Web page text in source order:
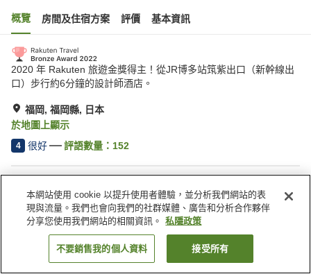
概覽 房間及住宿方案 評價 基本資訊
2020 年 Rakuten 旅遊金獎得主！從JR博多站筑紫出口（新幹線出
口）步行約6分鐘的設計師酒店。
福岡, 福岡縣, 日本
於地圖上顯示
4 很好 評語數量： 152
收費洗衣房
日本 福岡縣 福岡 福岡博多哈羅托酒店
找客房
本網站使用 cookie 以提升使用者體驗，並分析我們網站的表
現與流量。我們也會向我們的社群媒體、廣告和分析合作夥伴
分享您使用我們網站的相關資訊。
私隱政策
不要銷售我的個人資料 接受所有